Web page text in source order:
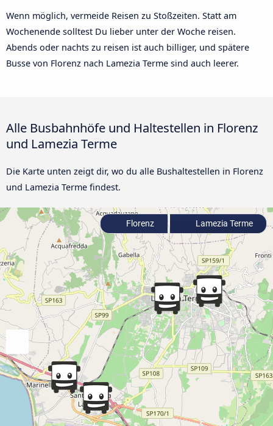
Wenn möglich, vermeide Reisen zu Stoßzeiten. Statt am
Wochenende solltest Du lieber unter der Woche reisen.
Abends oder nachts zu reisen ist auch billiger, und spätere
Busse von Florenz nach Lamezia Terme sind auch leerer.
Alle Busbahnhöfe und Haltestellen in Florenz
und Lamezia Terme
Die Karte unten zeigt dir, wo du alle Bushaltestellen in Florenz
und Lamezia Terme findest.
Florenz Lamezia Terme